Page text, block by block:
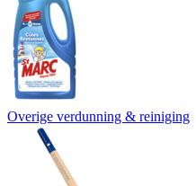
Overige verdunning & reiniging